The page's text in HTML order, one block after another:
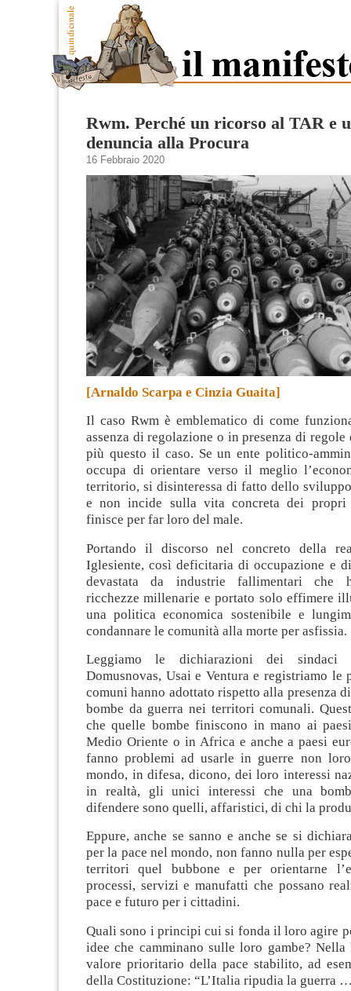
Rwm. Perché un ricorso al TAR e
denuncia alla Procura
16 Febbraio 2020
[Arnaldo Scarpa e Cinzia Guaita]
Il caso Rwm è emblematico di come
assenza di regolazione o in presenza di regole
più questo il caso. Se un ente politico-
occupa di orientare verso il meglio
territorio, si disinteressa di fatto dello
e non incide sulla vita concreta dei propri
finisce per far loro del male.
Portando il discorso nel concreto della
Iglesiente, così deficitaria di occupazione e
devastata da industrie fallimentari che
ricchezze millenarie e portato solo effimere
una politica economica sostenibile e
condannare le comunità alla morte per asfissia.
Leggiamo le dichiarazioni dei
Domusnovas, Usai e Ventura e registriamo le
comuni hanno adottato rispetto alla presenza
bombe da guerra nei territori comunali.
che quelle bombe finiscono in mano ai
Medio Oriente o in Africa e anche a paesi
fanno problemi ad usarle in guerre non
mondo, in difesa, dicono, dei loro interessi
in realtà, gli unici interessi che una
difendere sono quelli, affaristici, di chi la
Eppure, anche se sanno e anche se si
per la pace nel mondo, non fanno nulla per
territori quel bubbone e per orientarne
processi, servizi e manufatti che possano
pace e futuro per i cittadini.
Quali sono i principi cui si fonda il loro agire
idee che camminano sulle loro gambe?
valore prioritario della pace stabilito, ad
della Costituzione: “L’Italia ripudia la guerra